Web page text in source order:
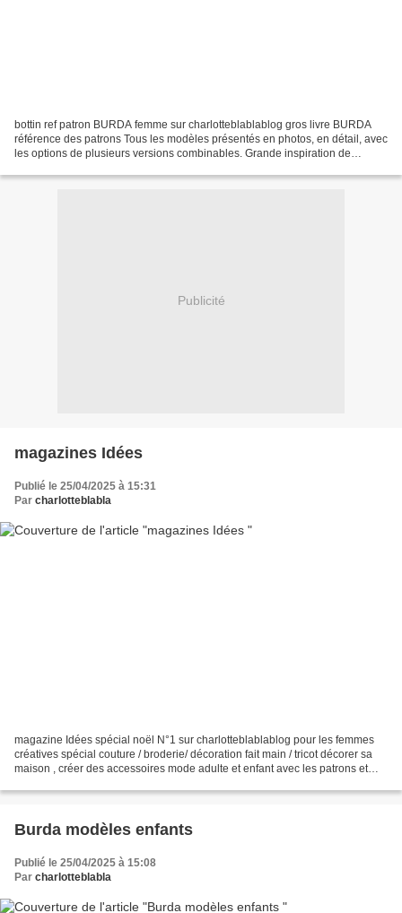
bottin ref patron BURDA femme sur charlotteblablablog gros livre BURDA
référence des patrons Tous les modèles présentés en photos, en détail, avec
les options de plusieurs versions combinables. Grande inspiration de
Publicité
magazines Idées
Publié le 25/04/2025 à 15:31
Par charlotteblabla
magazine Idées spécial noël N°1 sur charlotteblablablog pour les femmes
créatives spécial couture / broderie/ décoration fait main / tricot décorer sa
maison , créer des accessoires mode adulte et enfant avec les patrons et
Burda modèles enfants
Publié le 25/04/2025 à 15:08
Par charlotteblabla